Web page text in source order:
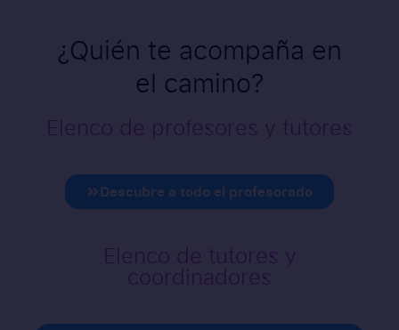
¿Quién te acompaña en
el camino?
Elenco de profesores y tutores
Descubre a todo el profesorado
Elenco de tutores y
coordinadores